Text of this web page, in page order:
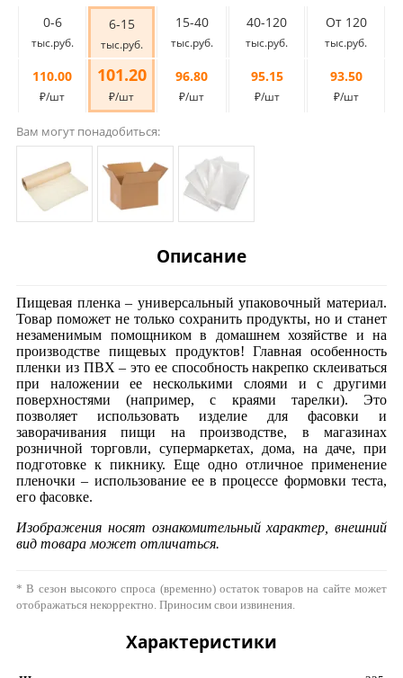
0-6
тыс.руб.
6-15
тыс.руб.
15-40
тыс.руб.
40-120
тыс.руб.
От 120
тыс.руб.
110.00
₽/шт
101.20
₽/шт
96.80
₽/шт
95.15
₽/шт
93.50
₽/шт
Вам могут понадобиться:
Описание
Пищевая пленка – универсальный упаковочный материал.
Товар поможет не только сохранить продукты, но и станет
незаменимым помощником в домашнем хозяйстве и на
производстве пищевых продуктов! Главная особенность
пленки из ПВХ – это ее способность накрепко склеиваться
при наложении ее несколькими слоями и с другими
поверхностями (например, с краями тарелки). Это
позволяет использовать изделие для фасовки и
заворачивания пищи на производстве, в магазинах
розничной торговли, супермаркетах, дома, на даче, при
подготовке к пикнику. Еще одно отличное применение
пленочки – использование ее в процессе формовки теста,
его фасовке.
Изображения носят ознакомительный характер, внешний
вид товара может отличаться.
* В сезон высокого спроса (временно) остаток товаров на сайте может
отображаться некорректно. Приносим свои извинения.
Характеристики